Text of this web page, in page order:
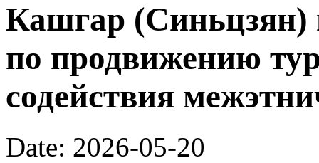
Кашгар (Синьцзян)
по продвижению
содействия
Date: 2026-05-20